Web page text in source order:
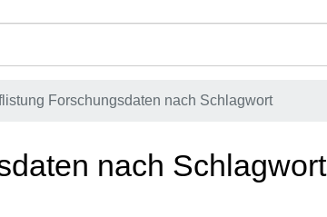
Forschungsdaten nach Schlagwort
nach Schlagwort